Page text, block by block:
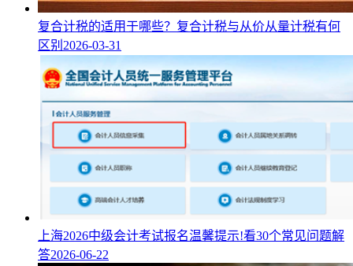
复合计税的适用于哪些？复合计税与从价从量计税有何
区别 2026-03-31
上海2026中级会计考试报名温馨提示!看30个常见问题解
答2026-06-22